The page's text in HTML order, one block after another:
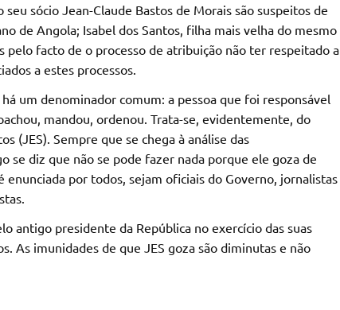
sócio Jean-Claude Bastos de Morais são suspeitos de
de Angola; Isabel dos Santos, filha mais velha do mesmo
pelo facto de o processo de atribuição não ter respeitado a
a estes processos.
um denominador comum: a pessoa que foi responsável
mandou, ordenou. Trata-se, evidentemente, do
(JES). Sempre que se chega à análise das
se diz que não se pode fazer nada porque ele goza de
por todos, sejam oficiais do Governo, jornalistas
antigo presidente da República no exercício das suas
As imunidades de que JES goza são diminutas e não